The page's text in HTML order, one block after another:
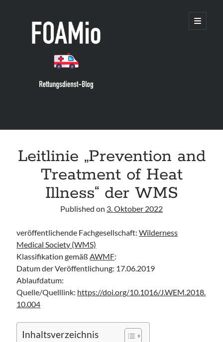
FOAMio
open
primary
Sidebar
neueste Posts
Leitlinie „Die geburtshilfliche Analgesie und Anästhesie“ der DGAI
Konsensuspapier „Management of endocrine emergencies –
Leitlinie „Bauchschmerz bei Kindern und Jugendlichen – Bildgebende
Leitlinie „Erbrechen im Kindes- und Jugendalter – Bildgebende
Diagnostik“ der GPR
Leitlinie „Kopfschmerzen bei Kindern und Jugendlichen – Bildgebende
Diagnostik“ der GPR
Leitlinie „Prevention and
Treatment of Heat
Illness“ der WMS
Published on 3. Oktober 2022
veröffentlichende Fachgesellschaft:Wilderness
Medical Society (WMS)
Klassifikation gemäßAWMF:
Datum der Veröffentlichung: 17.06.2019
Ablaufdatum:
Quelle/Quelllink: https://doi.org/10.1016/J.WEM.2018.
10.004
Inhaltsverzeichnis